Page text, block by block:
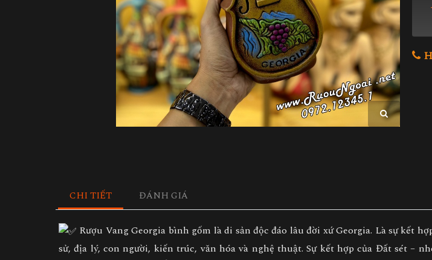
CHI TIẾT ĐÁNH GIÁ
Rượu Vang Georgia bình gốm là di sản độc đáo lâu đời xứ Georgia. Là sự kết
sử, địa lý, con người, kiến trúc, văn hóa và nghệ thuật. Sự kết hợp của Đất sét –